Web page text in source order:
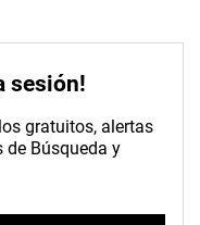
sesión!
gratuitos, alertas
de Búsqueda y